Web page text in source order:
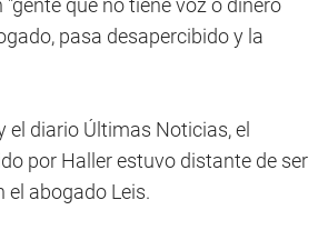
que no tiene voz o dinero
pasa desapercibido y la
el diario Últimas Noticias, el
por Haller estuvo distante de ser
el abogado Leis.